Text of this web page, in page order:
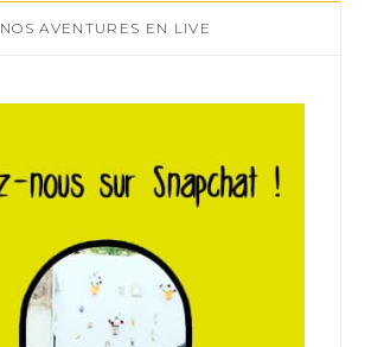
NOS AVENTURES EN LIVE